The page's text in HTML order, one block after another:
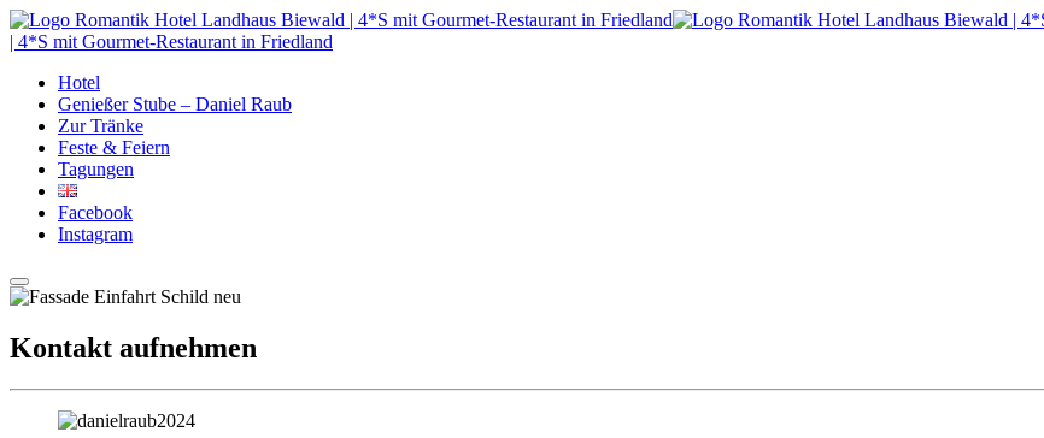
| 4*S mit Gourmet-Restaurant in Friedland
Hotel
Genießer Stube – Daniel Raub
Zur Tränke
Feste & Feiern
Tagungen
Facebook
Instagram
Kontakt aufnehmen